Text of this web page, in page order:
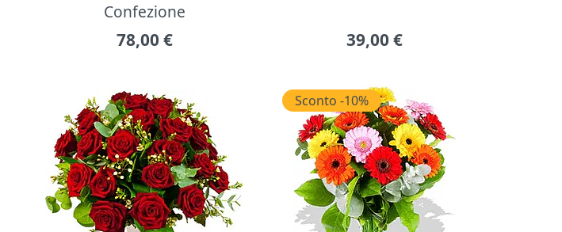
Confezione
78,00 € 39,00 €
Sconto -10%